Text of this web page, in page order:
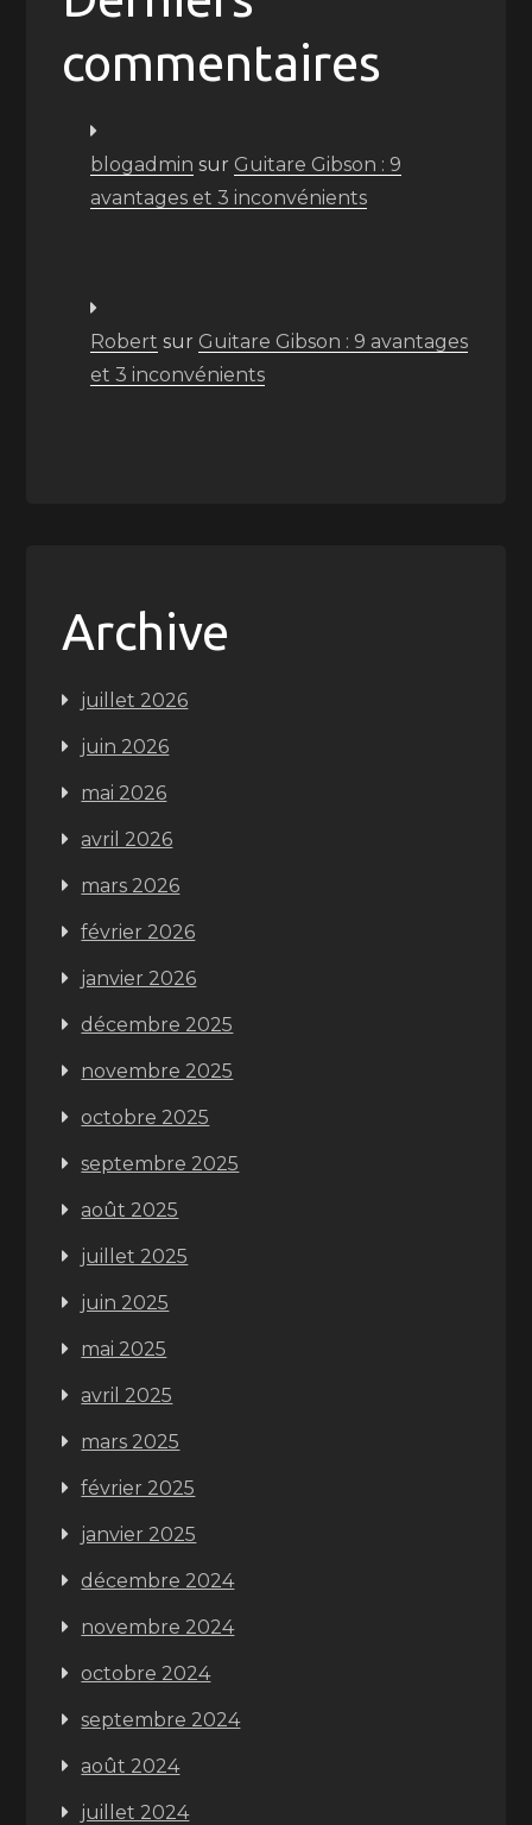
commentaires
blogadmin sur Guitare Gibson : 9
avantages et 3 inconvénients
Robert sur Guitare Gibson : 9 avantages
et 3 inconvénients
Archive
juillet 2026
juin 2026
mai 2026
avril 2026
mars 2026
février 2026
janvier 2026
décembre 2025
novembre 2025
octobre 2025
septembre 2025
août 2025
juillet 2025
juin 2025
mai 2025
avril 2025
mars 2025
février 2025
janvier 2025
décembre 2024
novembre 2024
octobre 2024
septembre 2024
août 2024
juillet 2024